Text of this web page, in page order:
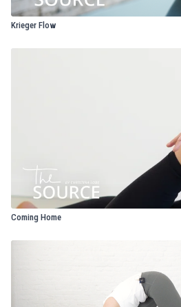
Krieger Flow
Coming Home